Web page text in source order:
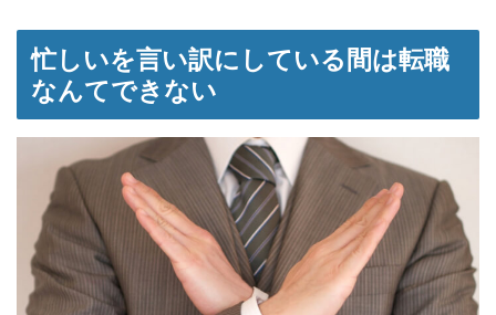
忙しいを言い訳にしている間は転職
なんてできない